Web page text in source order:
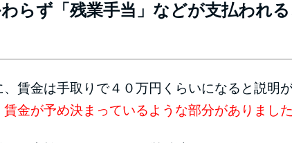
らず「残業手当」などが支払われ
賃金は手取りで４０万円くらいになると説明
金が予め決まっているような部分がありました